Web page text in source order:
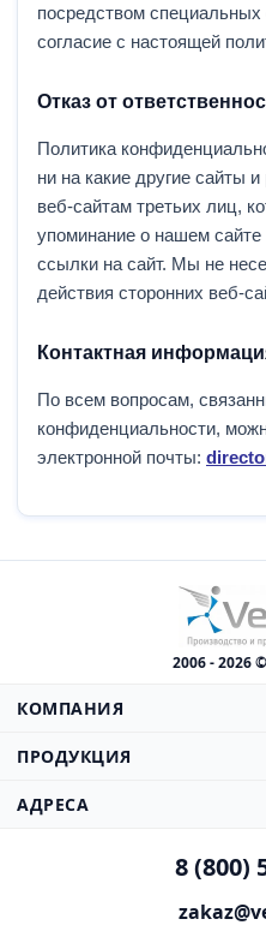
посредством
согласие с настоящей
Отказ от
Политика
ни на какие другие сайты
веб-сайтам третьих лиц,
упоминание о нашем сайте
ссылки на сайт. Мы не
действия сторонних веб-
Контактная
По всем вопросам,
конфиденциальности,
электронной почты:
2006 - 2026
КОМПАНИЯ
О компании
Цены
ПРОДУКЦИЯ
Прямоугольные
АДРЕСА
142000, МО, г. Домодедово,
8 (800)